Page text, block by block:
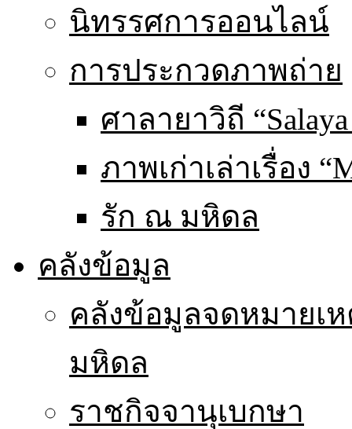
นิทรรศการออนไลน์
การประกวดภาพถ่าย
ศาลายาวิถี
ภาพเก่าเล่าเรื่อง
รัก ณ มหิดล
คลังข้อมูล
คลังข้อมูลจดหมาย
มหิดล
ราชกิจจานุเบกษา